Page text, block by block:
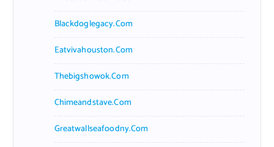
Blackdoglegacy.com
Eatvivahouston.com
Thebigshowok.com
Chimeandstave.com
Greatwallseafoodny.com